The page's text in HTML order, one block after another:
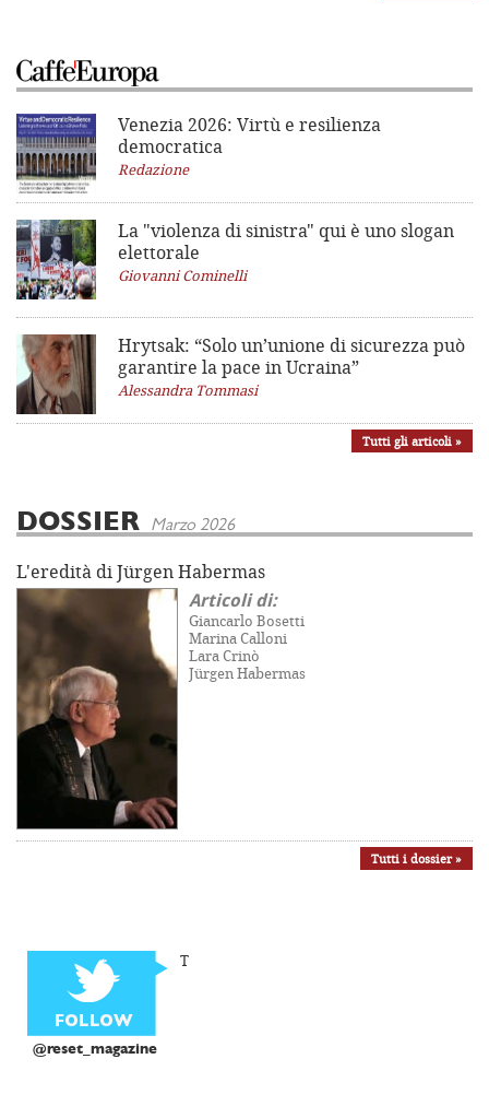
Venezia 2026: Virtù e resilienza
democratica
Redazione
La "violenza di sinistra" qui è uno slogan
elettorale
Giovanni Cominelli
Hrytsak: “Solo un’unione di sicurezza può
garantire la pace in Ucraina”
Alessandra Tommasi
Tutti gli articoli »
DOSSIER Marzo 2026
L'eredità di Jürgen Habermas
Articoli di:
Giancarlo Bosetti
Marina Calloni
Lara Crinò
Jürgen Habermas
Tutti i dossier »
@reset_magazine
T